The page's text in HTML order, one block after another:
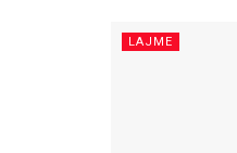
LAJME